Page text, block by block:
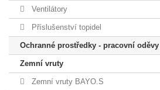
Ventilátory
Příslušenství topidel
Ochranné prostředky - pracovní oděvy
Zemní vruty
Zemní vruty BAYO.S